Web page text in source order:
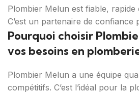
Plombier Melun est fiable, rapide
C’est un partenaire de confiance
Pourquoi choisir
vos besoins en
Plombier Melun a une équipe
compétitifs. C’est l’idéal pour la